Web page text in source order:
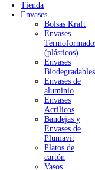
Tienda
Envases
Bolsas Kraft
Envases
(plásticos)
Envases
Biodegradables
Envases de
aluminio
Envases
Acrilicos
Bandejas y
Envases de
Plumavit
Platos de
cartón
Vasos